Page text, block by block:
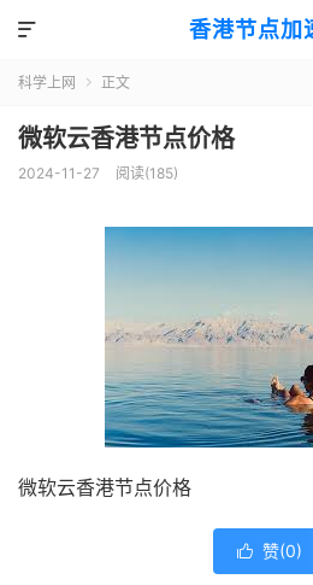
香港节点加

科学上网  正文
微软云香港节点价格
2024-11-27 阅读(185)
微软云香港节点价格
 赞(0)